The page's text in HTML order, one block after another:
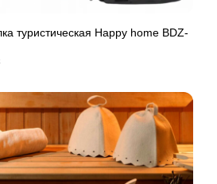
туристическая Happy home BDZ-